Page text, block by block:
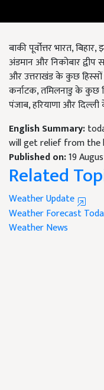
बाकी पूर्वोत्तर भारत,
अंडमान और निकोबार
और उत्तराखंड के कुछ
कर्नाटक, तमिलनाडु के कुछ
पंजाब, हरियाणा और
English Summary:
will get relief from the
Published on:19
Related
Weather Update
Weather Forecast
Weather News